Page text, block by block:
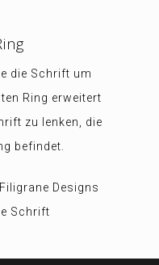
die Schrift um
Ring erweitert
zu lenken, die
befindet.
Filigrane Designs
Schrift